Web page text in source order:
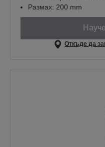
Размах: 200 mm
Откъде да